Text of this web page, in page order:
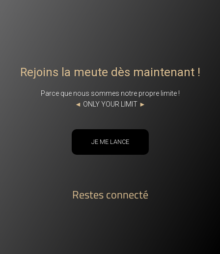
Rejoins la meute dès maintenant !
Parce que nous sommes notre propre limite !
◄ ONLY YOUR LIMIT ►
JE ME LANCE
Restes connecté